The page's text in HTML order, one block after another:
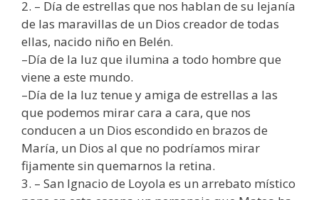
2. – Día de estrellas que nos hablan de su lejanía
de las maravillas de un Dios creador de todas
ellas, nacido niño en Belén.
–Día de la luz que ilumina a todo hombre que
viene a este mundo.
–Día de la luz tenue y amiga de estrellas a las
que podemos mirar cara a cara, que nos
conducen a un Dios escondido en brazos de
María, un Dios al que no podríamos mirar
fijamente sin quemarnos la retina.
3. – San Ignacio de Loyola es un arrebato místico